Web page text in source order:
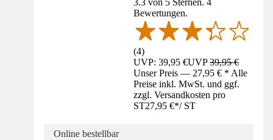
3.3 von 5 Sternen. 4
Bewertungen.
(4)
UVP: 39,95 €UVP39,95 €
Unser Preis — 27,95 € * Alle
Preise inkl. MwSt. und ggf.
zzgl. Versandkosten pro
ST27,95 €*/ ST
Online bestellbar